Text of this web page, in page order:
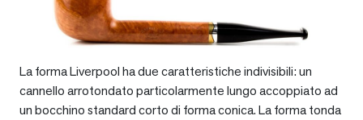
La forma Liverpool ha due caratteristiche indivisibili: un
cannello arrotondato particolarmente lungo accoppiato ad
un bocchino standard corto di forma conica. La forma tonda